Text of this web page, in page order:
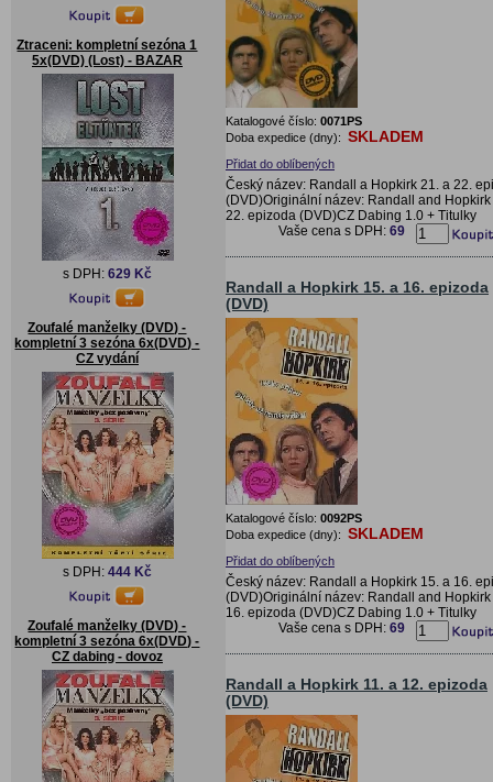
Ztraceni: kompletní sezóna 1
5x(DVD) (Lost) - BAZAR
s DPH: 629 Kč
Zoufalé manželky (DVD) -
kompletní 3 sezóna 6x(DVD) -
CZ vydání
s DPH: 444 Kč
Zoufalé manželky (DVD) -
kompletní 3 sezóna 6x(DVD) -
CZ dabing - dovoz
Katalogové číslo: 0071PS
Doba expedice (dny): SKLADEM
Přidat do oblíbených
Český název: Randall a Hopkirk 21. a 22.
(DVD)Originální název: Randall and Hopkirk
22. epizoda (DVD)CZ Dabing 1.0 + Titulky
Vaše cena s DPH: 69
Randall a Hopkirk 15. a 16. epizoda
(DVD)
Katalogové číslo: 0092PS
Doba expedice (dny): SKLADEM
Přidat do oblíbených
Český název: Randall a Hopkirk 15. a 16.
(DVD)Originální název: Randall and Hopkirk
16. epizoda (DVD)CZ Dabing 1.0 + Titulky
Vaše cena s DPH: 69
Randall a Hopkirk 11. a 12. epizoda
(DVD)